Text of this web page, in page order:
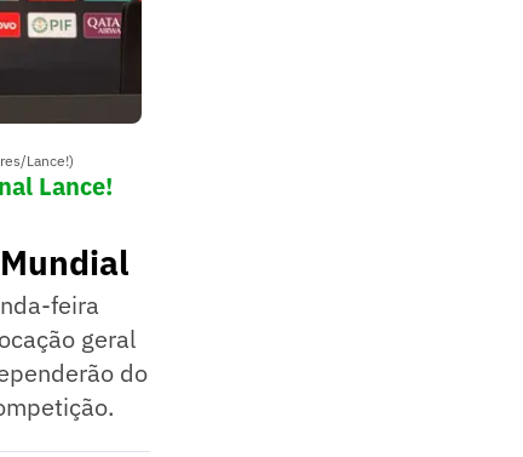
Lance!)
Lance!
feira
geral
do